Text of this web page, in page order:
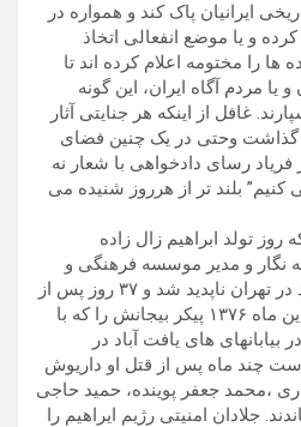
ایرانیان پاک کند و همواره در
و یا موضع انفعالی اتخاذ
ها را مختومه اعلام کرده اند تا
یا مردم آگاه ایران، این گونه
غافل از اینکه هر جنایتی آثار
گذاشت وحتی در یک چنین فضای
رسای دادخواهی با شعار نه
بلند تر از هرروز شنیده می
تاریخ پنجم اسفند ۱۳۷۵ که روز تولد ابراهیم زال زاده
نگار و مدیر موسسه فرهنگی و
انتشاراتی ابتکار و بامداد بود در تهران ناپدید شد و ۳۷ روز پس از
مفقود شدن او در ۱۲ فروردین ماه ۱۳۷۶ پیکر بیجانش را که با
های یافت آباد در
چند ماه پس از قتل او داریوش
،محمد جعفر پوینده، حمید حاجی
جلادان امنیتی رژیم ایراهیم را